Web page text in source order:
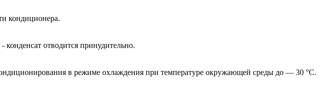
кондиционера.
отводится принудительно.
в режиме охлаждения при температуре окружающей среды до — 30 °С.